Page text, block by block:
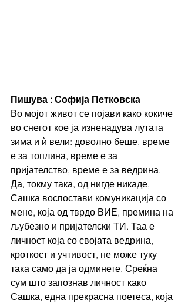
Пишува : Софија Петковска
Во мојот живот се појави како кокиче
во снегот кое ја изненадува лутата
зима и ѝ вели: доволно беше, време
е за топлина, време е за
пријателство, време е за ведрина.
Да, токму така, од нигде никаде,
Сашка воспостави комуникација со
мене, која од тврдо ВИЕ, премина на
љубезно и пријателски ТИ. Таа е
личност која со својата ведрина,
кроткост и учтивост, не може туку
така само да ја одминете. Среќна
сум што запознав личност како
Сашка, една прекрасна поетеса, која